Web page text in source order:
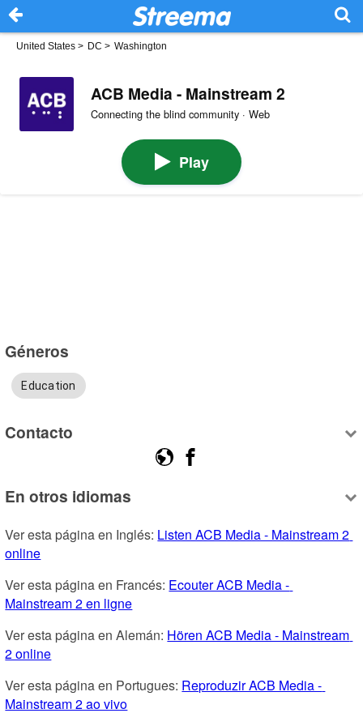
United States > DC > Washington
ACB Media - Mainstream 2
Connecting the blind community · Web
Play
Géneros
Education
Contacto
En otros idiomas
Ver esta página en Inglés: Listen ACB Media - Mainstream 2
online
Ver esta página en Francés: Ecouter ACB Media -
Mainstream 2 en ligne
Ver esta página en Alemán: Hören ACB Media - Mainstream
2 online
Ver esta página en Portugues: Reproduzir ACB Media -
Mainstream 2 ao vivo